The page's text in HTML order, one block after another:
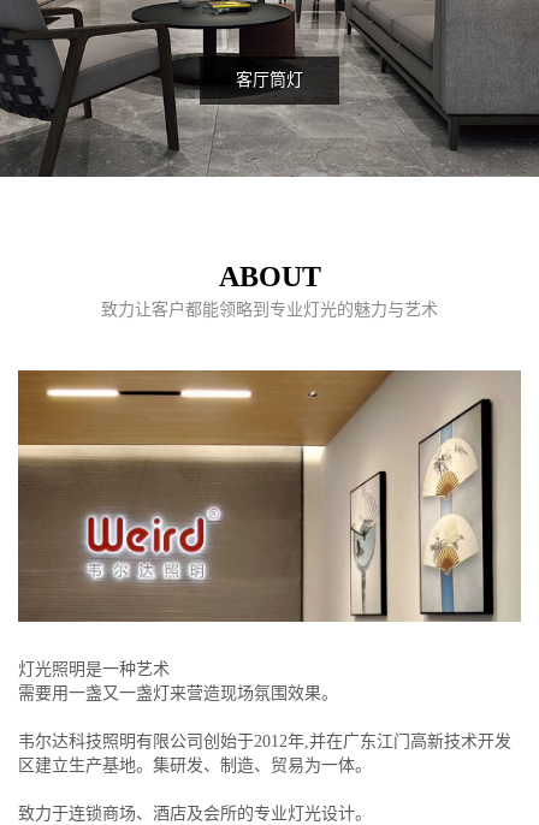
服装店射灯项目
ABOUT
致力让客户都能领略到专业灯光的魅力与艺术
灯光照明是一种艺术
需要用一盏又一盏灯来营造现场氛围效果。
韦尔达科技照明有限公司创始于2012年,并在广东江门高新技术开发
区建立生产基地。集研发、制造、贸易为一体。
致力于连锁商场、酒店及会所的专业灯光设计。